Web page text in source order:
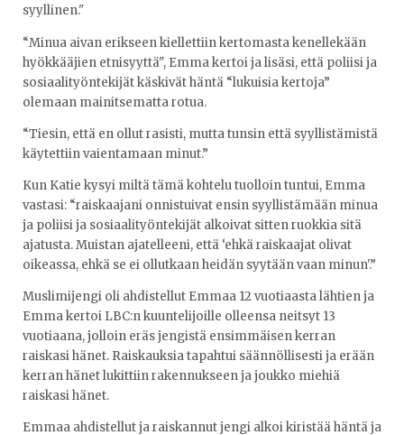
syyllinen."
“Minua aivan erikseen kiellettiin kertomasta kenellekään
hyökkääjien etnisyyttä", Emma kertoi ja lisäsi, että poliisi ja
sosiaalityöntekijät käskivät häntä “lukuisia kertoja”
olemaan mainitsematta rotua.
“Tiesin, että en ollut rasisti, mutta tunsin että syyllistämistä
käytettiin vaientamaan minut.”
Kun Katie kysyi miltä tämä kohtelu tuolloin tuntui, Emma
vastasi: “raiskaajani onnistuivat ensin syyllistämään minua
ja poliisi ja sosiaalityöntekijät alkoivat sitten ruokkia sitä
ajatusta. Muistan ajatelleeni, että ‘ehkä raiskaajat olivat
oikeassa, ehkä se ei ollutkaan heidän syytään vaan minun'.”
Muslimijengi oli ahdistellut Emmaa 12 vuotiaasta lähtien ja
Emma kertoi LBC:n kuuntelijoille olleensa neitsyt 13
vuotiaana, jolloin eräs jengistä ensimmäisen kerran
raiskasi hänet. Raiskauksia tapahtui säännöllisesti ja erään
kerran hänet lukittiin rakennukseen ja joukko miehiä
raiskasi hänet.
Emmaa ahdistellut ja raiskannut jengi alkoi kiristää häntä ja